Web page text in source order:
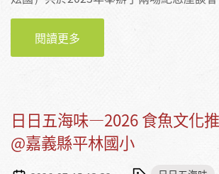
閱讀更多
年座談會
日日五海味—2026 食魚文化
@嘉義縣平林國小